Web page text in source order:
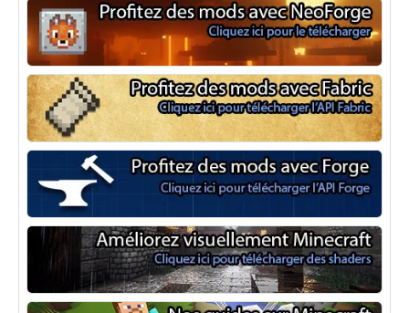
NeoForge
Minecraft Fabric
Minecraft Forge
Shaders Minecraft